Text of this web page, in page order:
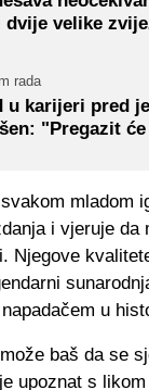
velike
rada
u karijeri pred
"Pregazit
mladom
i vjeruje da
Njegove
u
baš da se
upoznat s